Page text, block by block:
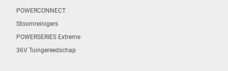
POWERCONNECT
Stoomreinigers
POWERSERIES Extreme
36V Tuingereedschap